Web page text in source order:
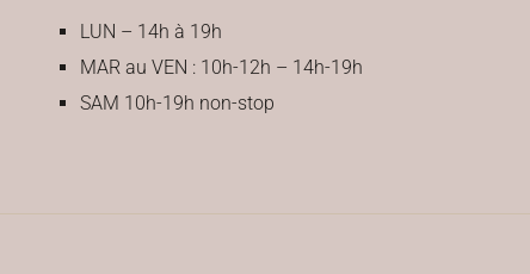
LUN – 14h à 19h
MAR au VEN : 10h-12h – 14h-19h
SAM 10h-19h non-stop